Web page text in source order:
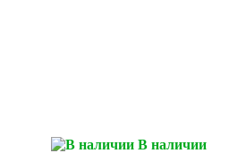
В наличии